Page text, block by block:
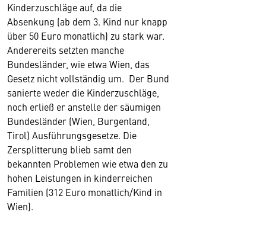
Kinderzuschläge auf, da die
Absenkung (ab dem 3. Kind nur knapp
über 50 Euro monatlich) zu stark war.
Anderereits setzten manche
Bundesländer, wie etwa Wien, das
Gesetz nicht vollständig um. Der Bund
sanierte weder die Kinderzuschläge,
noch erließ er anstelle der säumigen
Bundesländer (Wien, Burgenland,
Tirol) Ausführungsgesetze. Die
Zersplitterung blieb samt den
bekannten Problemen wie etwa den zu
hohen Leistungen in kinderreichen
Familien (312 Euro monatlich/Kind in
Wien).